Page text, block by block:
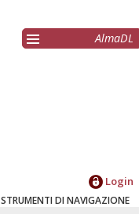
AlmaDL
Login
STRUMENTI DI NAVIGAZIONE